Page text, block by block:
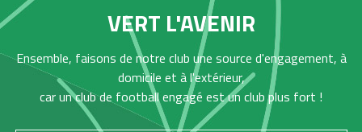
VERT L'AVENIR
Ensemble, faisons de notre club une source d'engagement, à
domicile et à l'extérieur,
car un club de football engagé est un club plus fort !